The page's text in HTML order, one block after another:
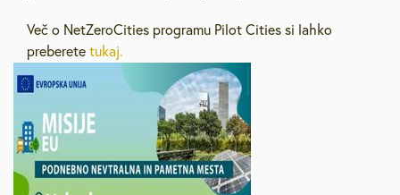
Več o NetZeroCities programu Pilot Cities si lahko
preberete tukaj.